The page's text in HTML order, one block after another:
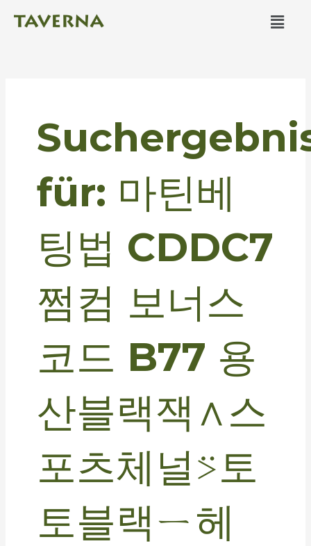
Inhalt
Menü
für: 마틴베
팅법 CDDC7
쩜컴 보너스
코드 B77 용
산블랙잭∧스
포츠체널⍩토
토블랙ㄧ헤